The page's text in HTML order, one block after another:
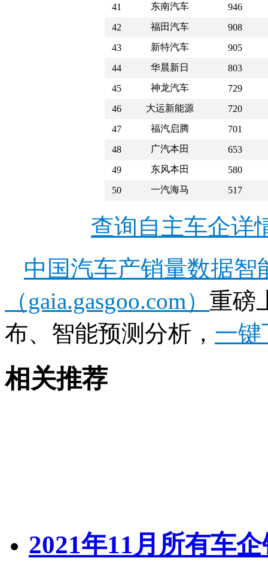
41
东南汽车
946
42
福田汽车
908
43
新特汽车
905
44
华晨新日
803
45
神龙汽车
729
46
大运新能源
720
47
福汽启腾
701
48
广汽本田
653
49
东风本田
580
50
一汽海马 517
查询自主车企详
中国汽车产销量数据
（gaia.gasgoo.com） 重磅
布、智能预测分析， 一键
相关推荐
2021年11月所有车